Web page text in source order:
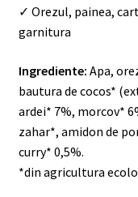
✓ Orezul, painea,
garnitura
Ingrediente: Apa,
bautura de cocos*
ardei* 7%, morcov*
zahar*, amidon de
curry* 0,5%.
*din agricultura